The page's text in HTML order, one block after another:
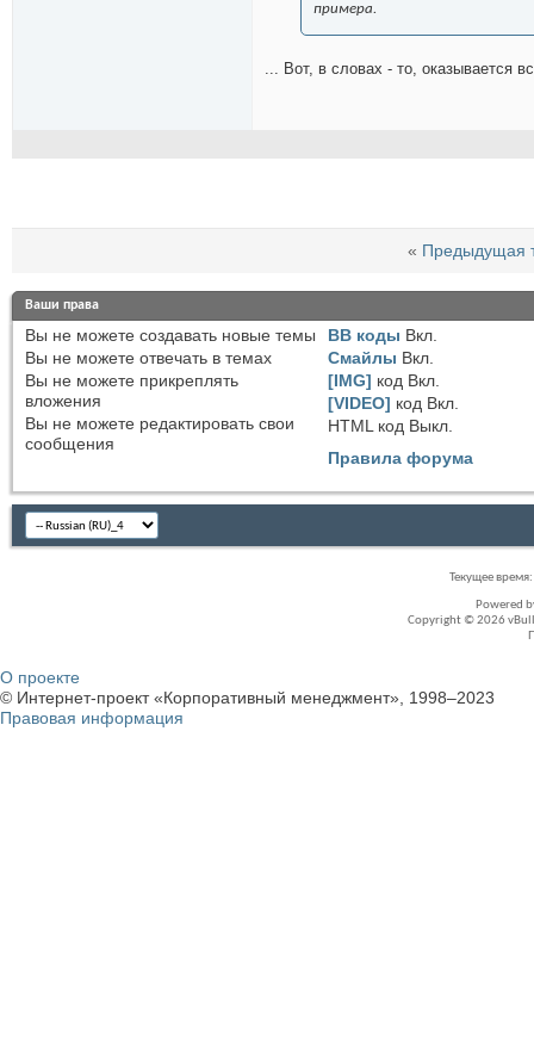
примера.
... Вот, в словах - то, оказывается
« Предыдущая
Ваши права
Вы не можете создавать новые темы
Вы не можете отвечать в темах
Вы не можете прикреплять
вложения
Вы не можете редактировать свои
сообщения
BB коды Вкл.
Смайлы Вкл.
[IMG] код Вкл.
[VIDEO] код Вкл.
HTML код Выкл.
Правила форума
Текущее время:
Powered
Copyright © 2026
О проекте
© Интернет-проект «Корпоративный менеджмент», 1998–2023
Правовая информация